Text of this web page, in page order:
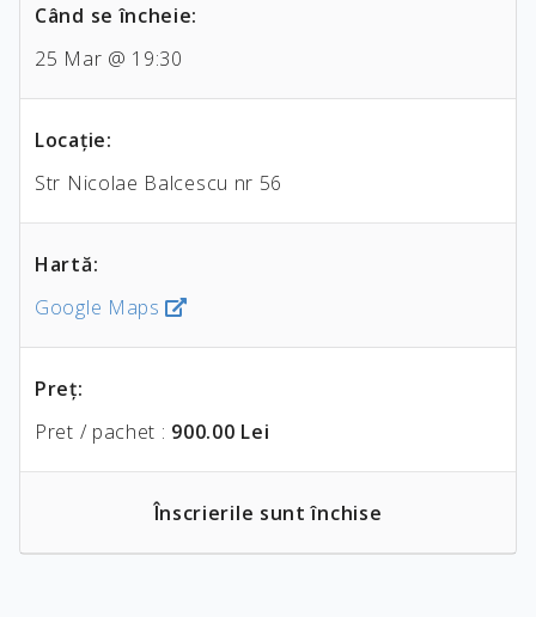
Când se încheie:
25 Mar @ 19:30
Locaţie:
Str Nicolae Balcescu nr 56
Hartă:
Google Maps
Preţ:
Pret / pachet : 900.00 Lei
Înscrierile sunt închise